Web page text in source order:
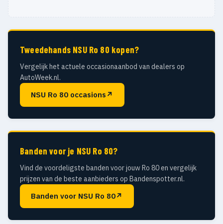
Tweedehands NSU Ro 80 kopen?
Vergelijk het actuele occasionaanbod van dealers op
AutoWeek.nl.
NSU Ro 80 occasions ↗
Banden voor je NSU Ro 80?
Vind de voordeligste banden voor jouw Ro 80 en vergelijk
prijzen van de beste aanbieders op Bandenspotter.nl.
Banden voor NSU Ro 80↗